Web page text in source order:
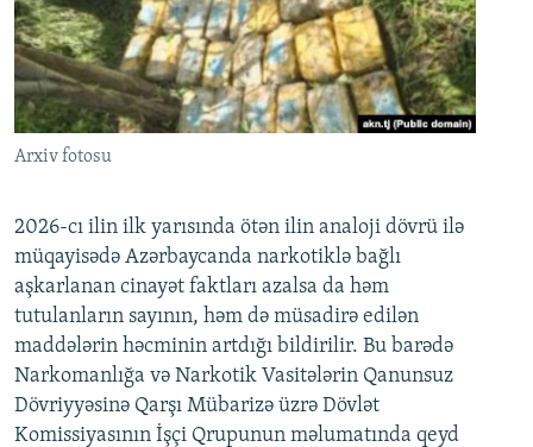
Arxiv fotosu
2026-cı ilin ilk yarısında ötən ilin analoji dövrü ilə
müqayisədə Azərbaycanda narkotiklə bağlı
aşkarlanan cinayət faktları azalsa da həm
tutulanların sayının, həm də müsadirə edilən
maddələrin həcminin artdığı bildirilir. Bu barədə
Narkomanlığa və Narkotik Vasitələrin Qanunsuz
Dövriyyəsinə Qarşı Mübarizə üzrə Dövlət
Komissiyasının İşçi Qrupunun məlumatında qeyd